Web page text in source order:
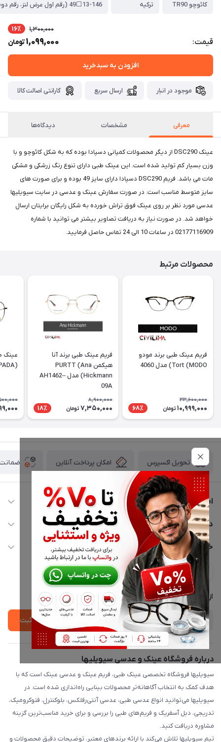
کائوچو TR90
ترکیه
قیمت:
1,300,000 16٪
1,099,000تومان
افزودن به سبدخرید
موجود در انبار ارسال سریع گارانتی اصالت کالا
معرفی مشخصات دیدگاه‌ها
عینک DSC290 از دیگر محصولات کمپانی دسپادا بوده که به شکل کائوچو و با
وزن بسیار کم تولید شده است. این عینک طبی دارای تنوع رنگ زرشکی و مشکی
مات می باشد. فریم DSC290 دسپادا دارای سایز 49 بوده و برای صورت های
سایز متوسط مناسب است. در صورت سفارش عینک و عدسی در سایت سیویلیها
عدسی مورد نظر بر روی عینک فوق تراش خورده به شکل رایگان برایتان ارسال
خواهد شد. در صورت نیاز به دریافت تصاویر بیشتر می توانید با شماره
02177116909 در ساعات 10 الی 24 تماس حاصل فرمایید.
محصولات مرتبط
فریم عینک طبی برند مودو
Tort (MODO) مدل 4060
33,600,000
10,999,000 تومان 68٪
فریم عینک طبی برند آنا
هیکمن PURTT (Ana
Hickmann) مدل AH1462–
09A
8,900,000
7,350,000 تومان 18٪
عینک
(DESPADA) مدل DSC 5077
تحویل اکسپرس امکان پرداخت آنلاین ضمانت
اطلاعات تماس
02177116909
info@civiliha.com
ارسال فوری در تهران + ارسال به سراسر کشور
دسترسی سریع
حساب کاربری
مجله فروشگاه
لیست محصولات
درباره ما
خدمات مشتریان
حریم خصوصی
پشتیبانی واتساپ 09397003162
از جدید‌ترین تخفیف‌ها با‌ خبر شوید
ثبت
درباره فروشگاه عینک و عدسی سیویلیها
سیویلیها فروشگاه تخصصی عینک طبی، فریم عینک و عدسی عینک است که با
هدف کمک به انتخاب آگاهانه‌تر محصولات بینایی راه‌اندازی شده است. در
سیویلیها می‌توانید انواع عدسی طبی، عدسی آنتی‌رفلکس، بلوکنترل، فتوکرومیک،
تدریجی، دبل آسفریک و فریم‌های طبی را بررسی و برای خرید مناسب‌ترین گزینه
مشاوره دریافت کنید.
تیم سیویلیها تلاش می‌کند با ارائه برندهای معتبر، توضیحات دقیق محصولات و